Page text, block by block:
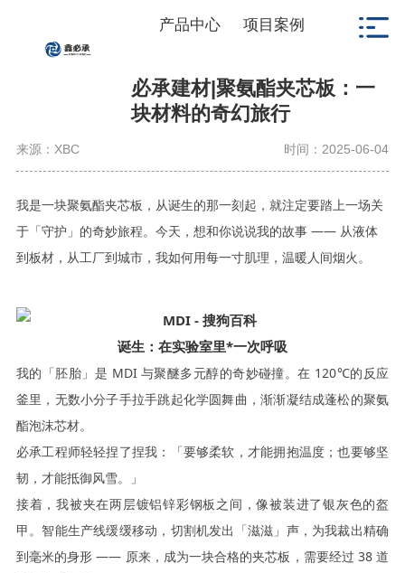
产品中心 项目案例
必承建材|聚氨酯夹芯板：一
块材料的奇幻旅行
来源：XBC 时间：2025-06-04
我是一块聚氨酯夹芯板，从诞生的那一刻起，就注定要踏上一场关
于「守护」的奇妙旅程。今天，想和你说说我的故事 —— 从液体
到板材，从工厂到城市，我如何用每一寸肌理，温暖人间烟火。
诞生：在实验室里*一次呼吸
我的「胚胎」是 MDI 与聚醚多元醇的奇妙碰撞。在 120℃的反应
釜里，无数小分子手拉手跳起化学圆舞曲，渐渐凝结成蓬松的聚氨
酯泡沫芯材。
必承工程师轻轻捏了捏我：「要够柔软，才能拥抱温度；也要够坚
韧，才能抵御风雪。」
接着，我被夹在两层镀铝锌彩钢板之间，像被装进了银灰色的盔
甲。智能生产线缓缓移动，切割机发出「滋滋」声，为我裁出精确
到毫米的身形 —— 原来，成为一块合格的夹芯板，需要经过 38 道